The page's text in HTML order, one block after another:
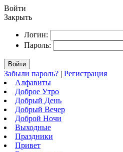
Войти
Закрыть
Логин:
Пароль:
Войти
Забыли пароль? | Регистрация
Алфавиты
Доброе Утро
Добрый День
Добрый Вечер
Доброй Ночи
Выходные
Праздники
Привет